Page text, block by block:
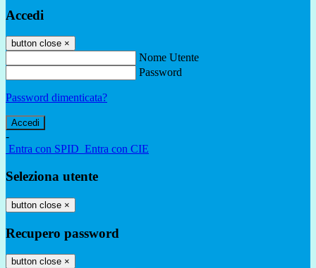
Accedi
button close ×
Nome Utente
Password
Password dimenticata?
-
Entra con SPID Entra con CIE
Seleziona utente
button close ×
Recupero password
button close ×